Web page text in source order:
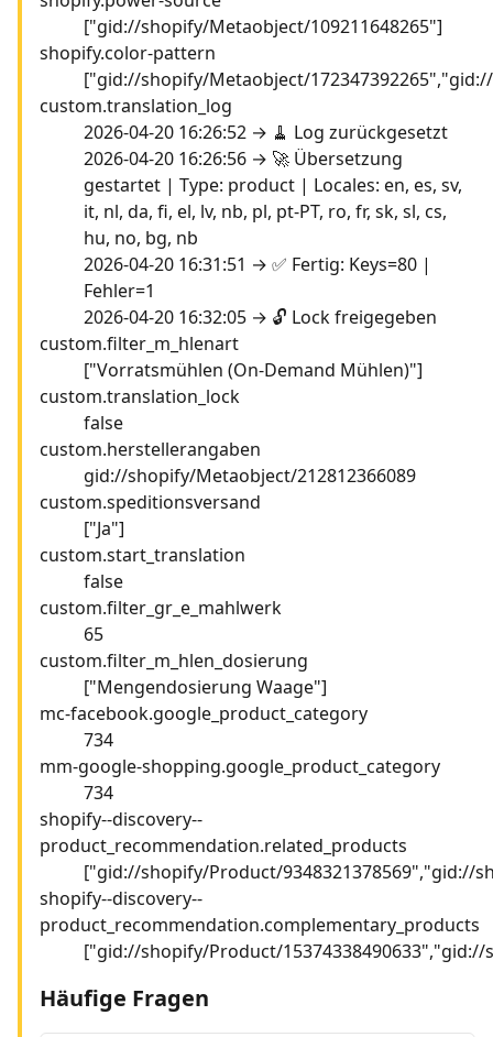
["gid://shopify/Metaobject/109211648265"]
shopify.color-pattern
["gid://shopify/Metaobject/
custom.translation_log
2026-04-20 16:26:52 → 🧹 Log zurückgesetzt
2026-04-20 16:26:56 → 🚀 Übersetzung
gestartet | Type: product | Locales: en, es, sv,
it, nl, da, fi, el, lv, nb, pl, pt-PT, ro, fr, sk, sl, cs,
hu, no, bg, nb
2026-04-20 16:31:51 → ✅ Fertig: Keys=80 |
Fehler=1
2026-04-20 16:32:05 → 🔓 Lock freigegeben
custom.filter_m_hlenart
["Vorratsmühlen (On-Demand Mühlen)"]
custom.translation_lock
false
custom.herstellerangaben
gid://shopify/Metaobject/212812366089
custom.speditionsversand
["Ja"]
custom.start_translation
false
custom.filter_gr_e_mahlwerk
65
custom.filter_m_hlen_dosierung
["Mengendosierung Waage"]
mc-facebook.google_product_category
734
mm-google-shopping.google_product_category
734
shopify--discovery--
product_recommendation.related_products
["gid://shopify/Product/9348321378569","gid://
shopify--discovery--
product_recommendation.complementary_products
["gid://shopify/Product/
Häufige Fragen